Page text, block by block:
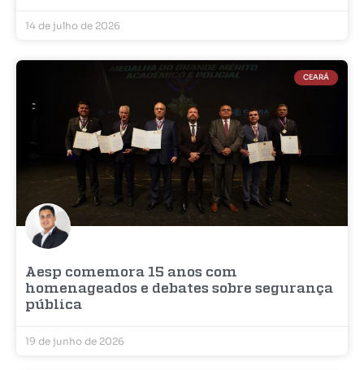
14 de julho de 2026
CEARÁ
Aesp comemora 15 anos com
homenageados e debates sobre segurança
pública
19 de junho de 2026